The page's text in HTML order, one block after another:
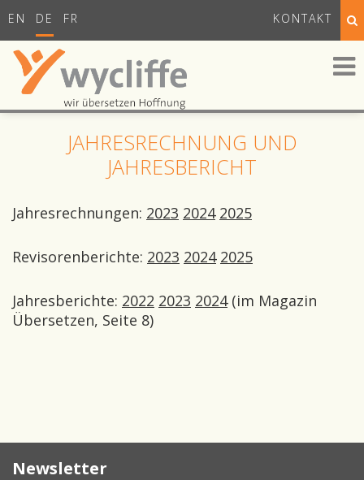
EN DE FR KONTAKT
JAHRESRECHNUNG UND
JAHRESBERICHT
Jahresrechnungen: 2023 2024 2025
Revisorenberichte: 2023 2024 2025
Jahresberichte: 2022 2023 2024(im Magazin
Übersetzen, Seite 8)
Newsletter